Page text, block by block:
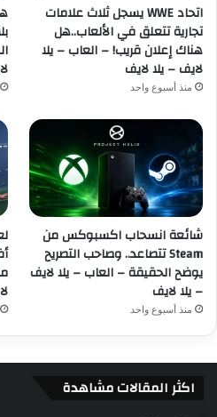
اتحاد WWE يسجل ثلاث علامات
تجارية تتعلق في الألعاب..هل
هناك إعلان قريب! – العاب – يلا
لايف – يلا لايف
منذ أسبوع واحد
شائعة انسحاب اكسبوكس من
Steam تتصاعد.. وصاحب التصريح
يوضح الحقيقة – العاب – يلا لايف
– يلا لايف
منذ أسبوع واحد
اكثر المقالات مشاهدة